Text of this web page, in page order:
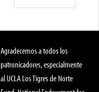
Agradecemos a todos los
patronicadores, especialmente
al UCLA Los Tigres de Norte